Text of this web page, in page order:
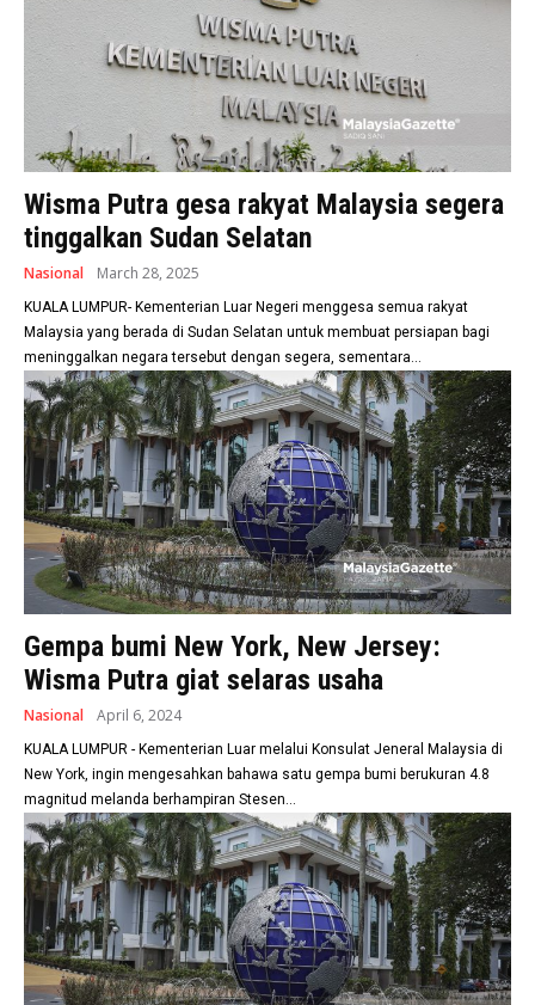
Wisma Putra gesa rakyat Malaysia segera
tinggalkan Sudan Selatan
Nasional March 28, 2025
KUALA LUMPUR- Kementerian Luar Negeri menggesa semua rakyat
Malaysia yang berada di Sudan Selatan untuk membuat persiapan bagi
meninggalkan negara tersebut dengan segera, sementara...
Gempa bumi New York, New Jersey:
Wisma Putra giat selaras usaha
Nasional April 6, 2024
KUALA LUMPUR - Kementerian Luar melalui Konsulat Jeneral Malaysia di
New York, ingin mengesahkan bahawa satu gempa bumi berukuran 4.8
magnitud melanda berhampiran Stesen...